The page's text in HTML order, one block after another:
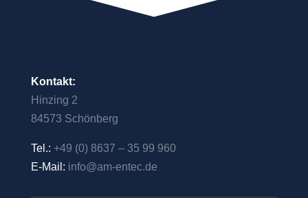
Kontakt:
Hinzing 2
84573 Schönberg
Tel.: +49 (0) 8637 – 35 99 960
E-Mail: info@am-entec.de